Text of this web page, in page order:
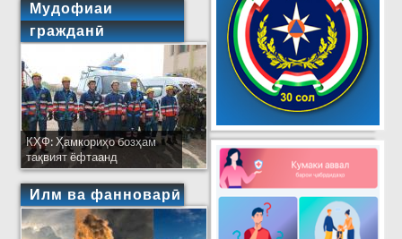
Мудофиаи
гражданӣ
КҲФ: Ҳамкориҳо бозҳам
тақвият ёфтаанд
Илм ва фанноварӣ